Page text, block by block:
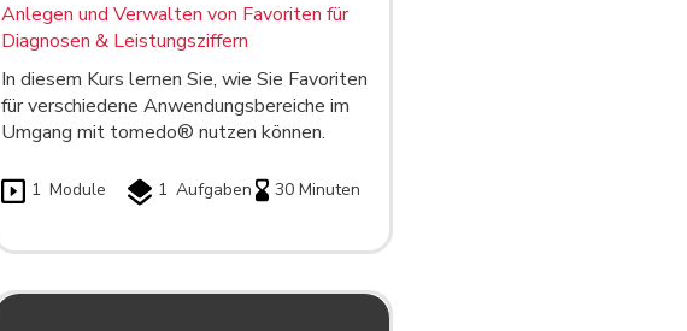
Anlegen und Verwalten von Favoriten für
Diagnosen & Leistungsziffern
In diesem Kurs lernen Sie, wie Sie Favoriten
für verschiedene Anwendungsbereiche im
Umgang mit tomedo® nutzen können.
1 Module 1 Aufgaben 30 Minuten